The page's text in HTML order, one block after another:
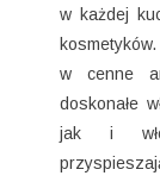
w każdej
kosmetyków.
w cenne
doskonałe
jak i